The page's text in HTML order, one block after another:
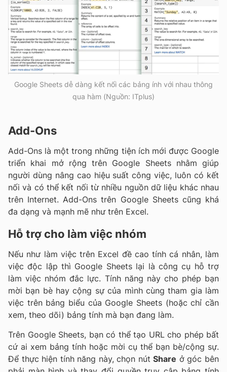
Google Sheets dễ dàng kết nối các bảng ính với nhau thông
qua hàm (Nguồn: ITplus)
Add-Ons
Add-Ons là một trong những tiện ích mới được Google
triển khai mở rộng trên Google Sheets nhằm giúp
người dùng nâng cao hiệu suất công việc, luôn có kết
nối và có thể kết nối từ nhiều nguồn dữ liệu khác nhau
trên Internet. Add-Ons trên Google Sheets cũng khá
đa dạng và mạnh mẽ như trên Excel.
Hỗ trợ cho làm việc nhóm
Nếu như làm việc trên Excel đề cao tính cá nhân, làm
việc độc lập thì Google Sheets lại là công cụ hỗ trợ
làm việc nhóm đắc lực. Tính năng này cho phép bạn
mời bạn bè hay cộng sự của mình cùng tham gia làm
việc trên bảng biểu của Google Sheets (hoặc chỉ cần
xem, theo dõi) bảng tính mà bạn đang làm.
Trên Google Sheets, bạn có thể tạo URL cho phép bất
cứ ai xem bảng tính hoặc mời cụ thể bạn bè/cộng sự.
Để thực hiện tính năng này, chọn nútShare ở góc bên